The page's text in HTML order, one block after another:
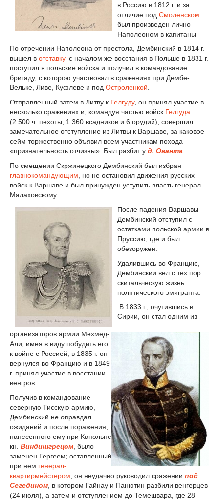
в Россию в 1812 г. и за
отличие под Смоленском
был произведен лично
Наполеоном в капитаны.
По отречении Наполеона от престола, Дембинский в 1814 г.
вышел в отставку, с началом же восстания в Польше в 1831 г.
поступил в польские войска и получил в командование
бригаду, с которою участвовал в сражениях при Дембе-
Вельке, Ливе, Куфлеве и под Остроленкой.
Отправленный затем в Литву к Гелгуду, он принял участие в
несколько сражениях и, командуя частью войск Гелгуда
(2.500 ч. пехоты, 1.360 всадников и 6 орудий), совершил
замечательное отступление из Литвы к Варшаве, за каковое
сейм торжественно объявил всем участникам похода
«признательность отчизны». Был разбит у д. Ованта
По смещении Скржинецкого Дембинский был избран
главнокомандующим , но не остановил движения русских
войск к Варшаве и был принужден уступить власть генерал
Малаховскому.
После падения Варшавы
Дембинский отступил с
остатками польской армии в
Пруссию, где и был
обезоружен.
Удалившись во Францию,
Дембинский вел с тех пор
скитальческую жизнь
полптического эмигранта.
В 1833 г., очутившись в
Сирии, он стал одним из
организаторов армии Мехмед-
Али, имея в виду побудить его
к войне с Россией; в 1835 г. он
вернулся во Францию и в 1849
г. принял участие в восстании
венгров.
Получив в командование
северную Тисскую армию,
Дембинский не оправдал
ожиданий и после поражения,
нанесенного ему при Капольне
кн. Виндишгрецом , было
заменен Гергеем; оставленный
при нем генерал-
квартирмейстером , он неудачно руководил сражении под
Сегедином , в котором Гайнау и Панютин разбили венгерцев
(24 июля), а затем и отступлением до Темешвара, где 28